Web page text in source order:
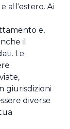
all'estero. Ai
e,
il
Le
giurisdizioni
diverse